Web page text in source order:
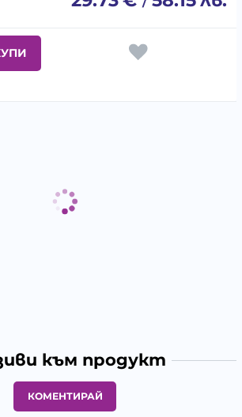
към продукт
КОМЕНТИРАЙ